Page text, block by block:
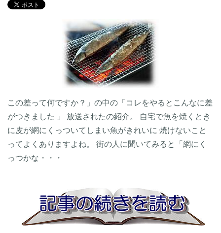
この差って何ですか？」の中の「コレをやるとこんなに差
がつきました 」 放送されたの紹介。 自宅で魚を焼くとき
に皮が網にくっついてしまい魚がきれいに 焼けないこと
ってよくありますよね。 街の人に聞いてみると「網にく
っつかな・・・